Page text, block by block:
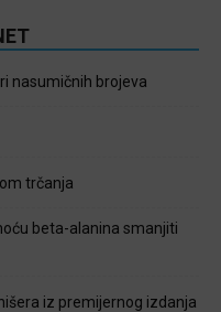
nasumičnih brojeva
trčanja
beta-alanina smanjiti
iz premijernog izdanja